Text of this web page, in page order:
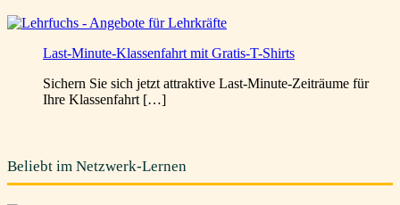
Last-Minute-Klassenfahrt mit Gratis-T-Shirts
Sichern Sie sich jetzt attraktive Last-Minute-Zeiträume für
Ihre Klassenfahrt […]
Beliebt im Netzwerk-Lernen